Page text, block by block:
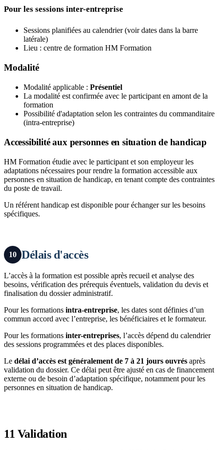
Pour les sessions inter-entreprise
Sessions planifiées au calendrier (voir dates dans la barre
latérale)
Lieu : centre de formation HM Formation
Modalité
Modalité applicable : Présentiel
La modalité est confirmée avec le participant en amont de la
formation
Possibilité d'adaptation selon les contraintes du commanditaire
(intra-entreprise)
Accessibilité aux personnes en situation de handicap
HM Formation étudie avec le participant et son employeur les
adaptations nécessaires pour rendre la formation accessible aux
personnes en situation de handicap, en tenant compte des contraintes
du poste de travail.
Un référent handicap est disponible pour échanger sur les besoins
spécifiques.
10 Délais d'accès
L’accès à la formation est possible après recueil et analyse des
besoins, vérification des prérequis éventuels, validation du devis et
finalisation du dossier administratif.
Pour les formations intra-entreprise, les dates sont définies d’un
commun accord avec l’entreprise, les bénéficiaires et le formateur.
Pour les formations inter-entreprises, l’accès dépend du calendrier
des sessions programmées et des places disponibles.
Le délai d’accès est généralement de 7 à 21 jours ouvrés après
validation du dossier. Ce délai peut être ajusté en cas de financement
externe ou de besoin d’adaptation spécifique, notamment pour les
personnes en situation de handicap.
11 Validation